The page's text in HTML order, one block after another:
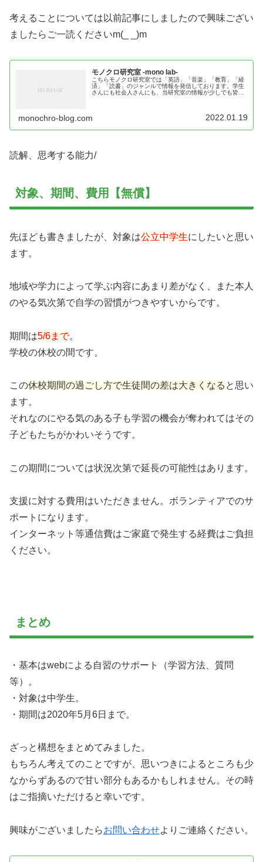
考えることについては以前記事にしましたので興味ござい
ましたらご一読くださいm(_ _)m
モノクロ研究室 -mono lab-
こちらモノクロ研究室では「英語」「音楽」「教育」「経
済」「読書」のジャンルで情報を発信しております。学生
さんにも社会人さんにも、当研究室の情報が少しでも皆様
monochro-blog.com 2022.01.19
読解、思考する能力/
対象、期間、費用【無償】
先ほども書きましたが、対象は公立中学生にしたいと思い
ます。
地域や学力によって学ぶ内容にあまり差がなく、また本人
のやる気次第で自学の習慣がつきやすいからです。
期間は5/6まで。
学校の休校の間です。
この休校期間の過ごし方で生徒間の差は大きくなる と思い
ます。
それなのにやる気のある子も学習の機会が奪われてはその
子どもたちがかわいそうです。
この期間については状況次第で延長の可能性はあります。
支援に対する費用はいただきません。ボランティアでのサ
ポートになります。
インターネット等通信費はご家庭で発生する経費はご負担
ください。
まとめ
・基本はwebによる自習のサポート（学習方法、質問
等）。
・対象は中学生。
・期間は2020年5月6日まで。
ざっと構想をまとめてみました。
もちろん考えてのことですが、思いつきによるところも少
なからずあるので甘い部分もあるかもしれません。その時
はご指摘いただけると幸いです。
興味がございましたらお問い合わせよりご連絡ください。